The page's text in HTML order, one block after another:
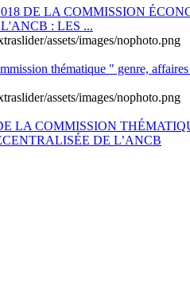
DE LA COMMISSION
: LES ...
thématique " genre,
LA COMMISSION
DE L’ANCB